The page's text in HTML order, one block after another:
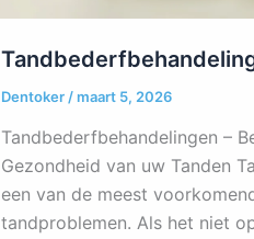
Dentoker /maart 5, 2026
Tandbederfbehandelingen –
Gezondheid van uw Tanden
een van de meest
tandproblemen. Als het niet